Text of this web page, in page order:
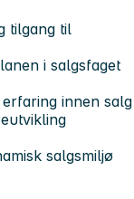
tilgang til
i salgsfaget
innen salg
salgsmiljø